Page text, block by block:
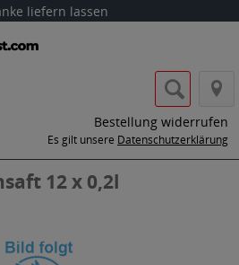
liefern lassen
Bestellung widerrufen
Es gilt unsere Datenschutzerklärung
12 x 0,2l